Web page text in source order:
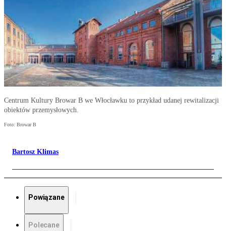
Centrum Kultury Browar B we Włocławku to przykład udanej rewitalizacji
obiektów przemysłowych.
Foto: Browar B
Bartosz Klimas
Powiązane
Polecane